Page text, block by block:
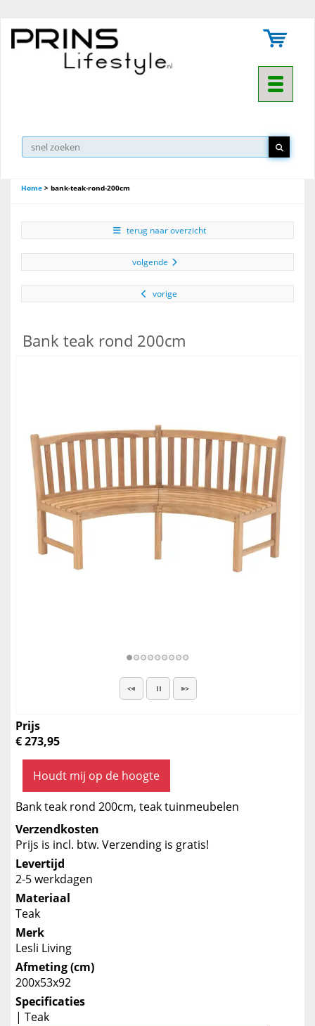
Toggle
Home > bank-teak-rond-200cm
terug naar overzicht
volgende
vorige
Bank teak rond 200cm
Prijs
€ 273,95
Houdt mij op de hoogte
Bank teak rond 200cm, teak tuinmeubelen
Verzendkosten
Prijs is incl. btw. Verzending is gratis!
Levertijd
2-5 werkdagen
Materiaal
Teak
Merk
Lesli Living
Afmeting (cm)
200x53x92
Specificaties
| Teak